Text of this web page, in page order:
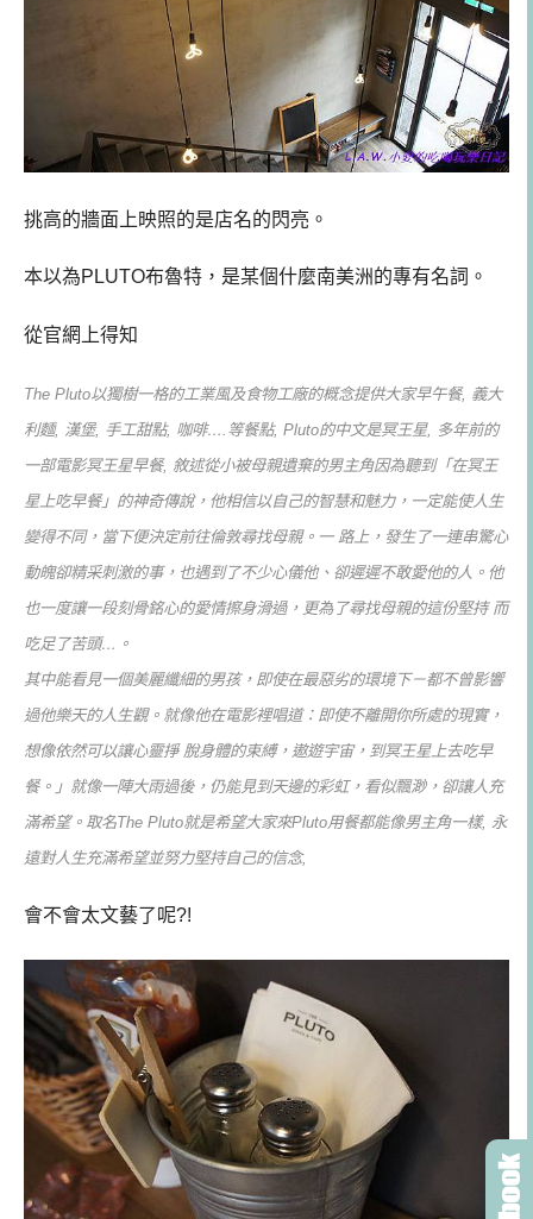
挑高的牆面上映照的是店名的閃亮。
本以為PLUTO布魯特，是某個什麼南美洲的專有名詞。
從官網上得知
The Pluto以獨樹一格的工業風及食物工廠的概念提供大家早午餐, 義大
利麵, 漢堡, 手工甜點, 咖啡….等餐點, Pluto的中文是冥王星, 多年前的
一部電影冥王星早餐, 敘述從小被母親遺棄的男主角因為聽到「在冥王
星上吃早餐」的神奇傳說，他相信以自己的智慧和魅力，一定能使人生
變得不同，當下便決定前往倫敦尋找母親。一 路上，發生了一連串驚心
動魄卻精采刺激的事，也遇到了不少心儀他、卻遲遲不敢愛他的人。他
也一度讓一段刻骨銘心的愛情擦身滑過，更為了尋找母親的這份堅持 而
吃足了苦頭…。
其中能看見一個美麗纖細的男孩，即使在最惡劣的環境下－都不曾影響
過他樂天的人生觀。就像他在電影裡唱道：即使不離開你所處的現實，
想像依然可以讓心靈掙 脫身體的束縛，遨遊宇宙，到冥王星上去吃早
餐。」就像一陣大雨過後，仍能見到天邊的彩虹，看似飄渺，卻讓人充
滿希望。取名The Pluto就是希望大家來Pluto用餐都能像男主角一樣, 永
遠對人生充滿希望並努力堅持自己的信念,
會不會太文藝了呢?!